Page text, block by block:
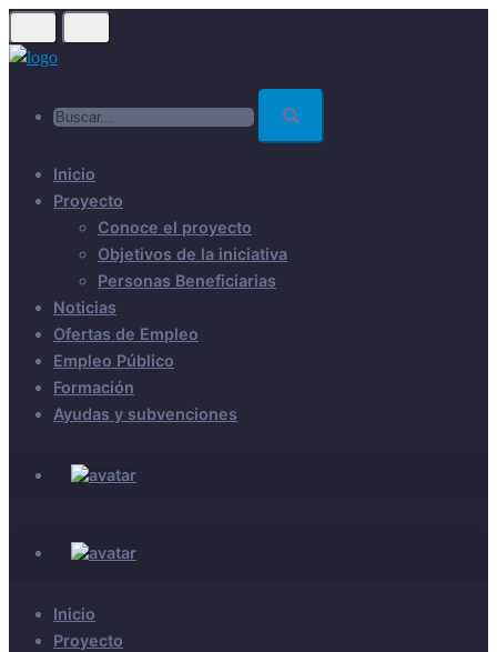
Skip
to
Inicio
Proyecto
Conoce el proyecto
Objetivos de la iniciativa
Personas Beneficiarias
Noticias
Ofertas de Empleo
Empleo Público
Formación
Ayudas y subvenciones
Inicio
Proyecto